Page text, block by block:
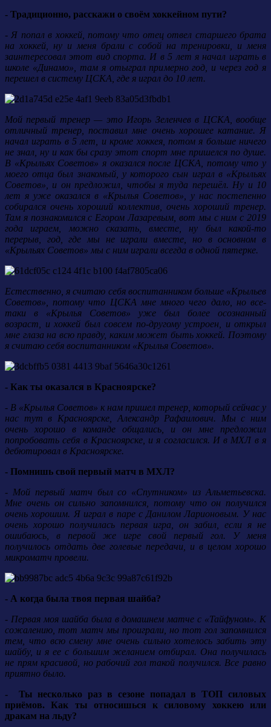
- Традиционно, расскажи о своём хоккейном пути?
- Я попал в хоккей, потому что отец отвел старшего брата
на хоккей, ну и меня брали с собой на тренировки, и меня
заинтересовал этот вид спорта. И в 5 лет я начал играть в
школе «Динамо», там я отыграл примерно год, и через год я
перешел в систему ЦСКА, где я играл до 10 лет.
Мой первый тренер — это Игорь Зеленчев в ЦСКА, вообще
отличный тренер, поставил мне очень хорошее катание. Я
начал играть в 5 лет, и кроме хоккея, потом я больше ничего
не знал, ну и как бы сразу этот спорт мне пришелся по душе.
В «Крыльях Советов» я оказался после ЦСКА, потому что у
моего отца был знакомый, у которого сын играл в «Крыльях
Советов», и он предложил, чтобы я туда перешёл. Ну и 10
лет я уже оказался в «Крылья Советов», у нас постепенно
собирался очень хороший коллектив, очень хороший тренер.
Там я познакомился с Егором Лазаревым, вот мы с ним с 2019
года играем, можно сказать, вместе, ну был какой-то
перерыв, год, где мы не играли вместе, но в основном в
«Крыльях Советов» мы с ним играли всегда в одной пятерке.
Естественно, я считаю себя воспитанником больше «Крыльев
Советов», потому что ЦСКА мне много чего дало, но все-
таки в «Крылья Советов» уже был более осознанный
возраст, и хоккей был совсем по-другому устроен, и открыл
мне глаза на всю правду, каким может быть хоккей. Поэтому
я считаю себя воспитанником «Крылья Советов».
- Как ты оказался в Красноярске?
- В «Крылья Советов» к нам пришел тренер, который сейчас у
нас тут в Красноярске, Александр Рафаилович. Мы с ним
очень хорошо в команде общались, и он мне предложил
попробовать себя в Красноярске, и я согласился. И в МХЛ в я
дебютировал в Красноярске.
- Помнишь свой первый матч в МХЛ?
- Мой первый матч был со «Спутником» из Альметьевска.
Мне очень он сильно запомнился, потому что он получился
очень хорошим. Я играл в паре с Данилом Ларионовым. У нас
очень хорошо получилась первая игра, он забил, если я не
ошибаюсь, в первой же игре свой первый гол. У меня
получилось отдать две голевые передачи, и в целом хорошо
микроматч провели.
- А когда была твоя первая шайба?
- Первая моя шайба была в домашнем матче с «Тайфуном». К
сожалению, тот матч мы проиграли, но тот гол запомнился
тем, что всю смену мне очень сильно хотелось забить эту
шайбу, и я ее с большим желанием отбирал. Она получилась
не прям красивой, но рабочий гол такой получился. Все равно
приятно было.
- Ты несколько раз в сезоне попадал в ТОП силовых
приёмов. Как ты относишься к силовому хоккею или
дракам на льду?